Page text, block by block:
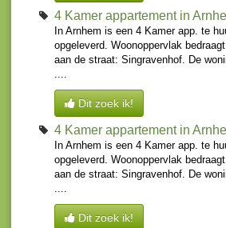
4 Kamer appartement in
In Arnhem is een 4 Kamer app. te
opgeleverd. Woonoppervlak
aan de straat: Singravenhof. De
....
Dit zoek ik!
4 Kamer appartement in
In Arnhem is een 4 Kamer app. te
opgeleverd. Woonoppervlak
aan de straat: Singravenhof. De
....
Dit zoek ik!